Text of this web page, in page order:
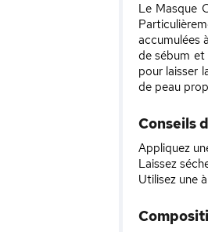
Le Masque
accumulées
de sébum et
pour laisser
de peau
Conseils
Appliquez
Laissez
Utilisez une